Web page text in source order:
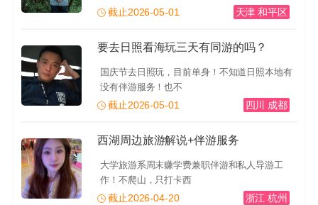
截止2026-05-01 天津 和平区
要去日照看海玩三天有同游的吗？
国庆节去日照玩，目前单身！不知道日照本地有
没有伴游服务！也不
截止2026-05-01 四川 成都
西湖周边旅游解说+伴游服务
大学旅游系周末赚学费兼职伴游和私人导游工
作！不爬山，只打卡西
截止2026-04-20 浙江 杭州